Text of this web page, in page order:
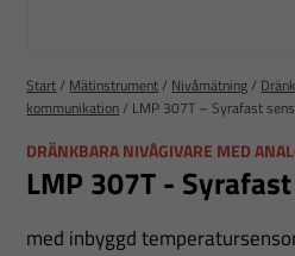
Start/ Mätinstrument/ Nivåmätning/
kommunikation/ LMP 307T – Syrafast
DRÄNKBARA NIVÅGIVARE MED
LMP 307T -
med inbyggd